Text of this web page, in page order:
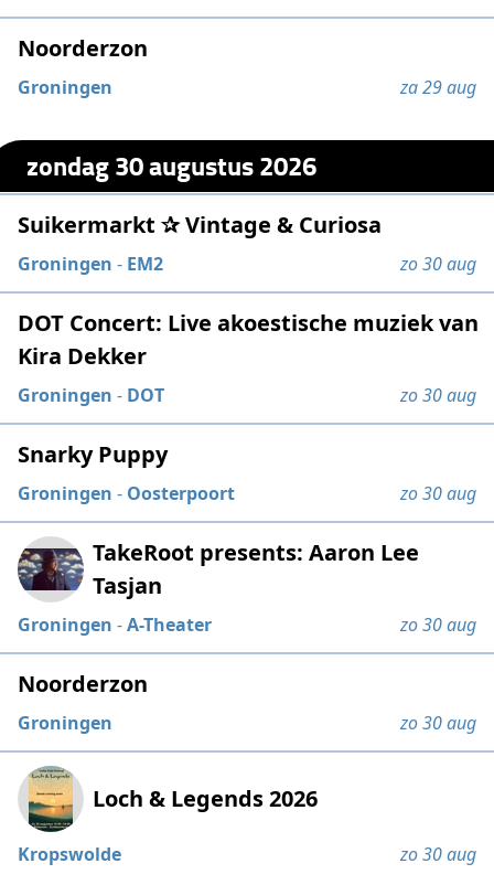
Noorderzon
Groningen za 29 aug
zondag 30 augustus 2026
Suikermarkt ✰ Vintage & Curiosa
Groningen - EM2 zo 30 aug
DOT Concert: Live akoestische muziek van
Kira Dekker
Groningen - DOT zo 30 aug
Snarky Puppy
Groningen - Oosterpoort zo 30 aug
TakeRoot presents: Aaron Lee
Tasjan
Groningen -A-Theater zo 30 aug
Noorderzon
Groningen zo 30 aug
Loch & Legends 2026
Kropswolde zo 30 aug